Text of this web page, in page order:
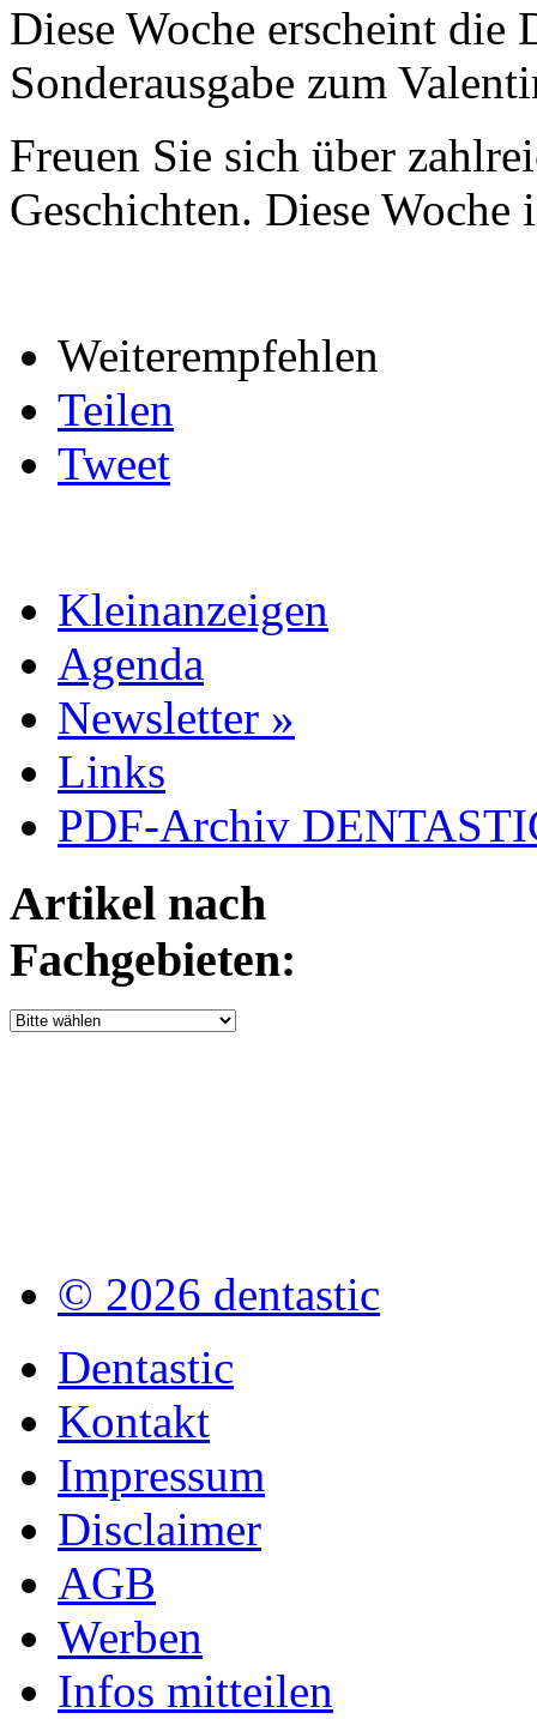
Diese Woche erscheint
Sonderausgabe zum
Freuen Sie sich über
Geschichten. Diese
Weiterempfehlen
Teilen
Tweet
Kleinanzeigen
Agenda
Newsletter »
Links
PDF-Archiv
Artikel nach
Fachgebieten:
© 2026 dentastic
Dentastic
Kontakt
Impressum
Disclaimer
AGB
Werben
Infos mitteilen